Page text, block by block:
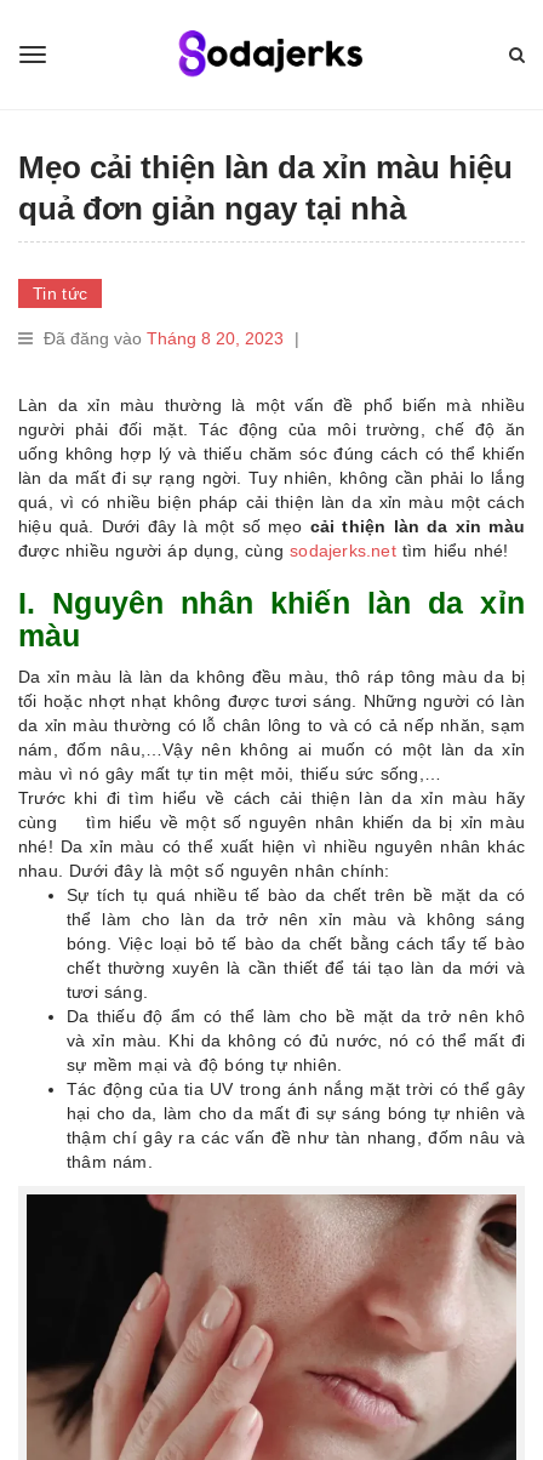
Mẹo cải thiện làn da xỉn màu hiệu
quả đơn giản ngay tại nhà
Tin tức
Đã đăng vào Tháng 8 20, 2023 |
Làn da xỉn màu thường là một vấn đề phổ biến mà nhiều
người phải đối mặt. Tác động của môi trường, chế độ ăn
uống không hợp lý và thiếu chăm sóc đúng cách có thể khiến
làn da mất đi sự rạng ngời. Tuy nhiên, không cần phải lo lắng
quá, vì có nhiều biện pháp cải thiện làn da xỉn màu một cách
hiệu quả. Dưới đây là một số mẹo cải thiện làn da xỉn màu
được nhiều người áp dụng, cùngsodajerks.nettìm hiểu nhé!
I. Nguyên nhân khiến làn da xỉn
màu
Da xỉn màu là làn da không đều màu, thô ráp tông màu da bị
tối hoặc nhợt nhạt không được tươi sáng. Những người có làn
da xỉn màu thường có lỗ chân lông to và có cả nếp nhăn, sạm
nám, đốm nâu,…Vậy nên không ai muốn có một làn da xỉn
màu vì nó gây mất tự tin mệt mỏi, thiếu sức sống,…
Trước khi đi tìm hiểu về cách cải thiện làn da xỉn màu hãy
cùng tìm hiểu về một số nguyên nhân khiến da bị xỉn màu
nhé! Da xỉn màu có thể xuất hiện vì nhiều nguyên nhân khác
nhau. Dưới đây là một số nguyên nhân chính:
Sự tích tụ quá nhiều tế bào da chết trên bề mặt da có
thể làm cho làn da trở nên xỉn màu và không sáng
bóng. Việc loại bỏ tế bào da chết bằng cách tẩy tế bào
chết thường xuyên là cần thiết để tái tạo làn da mới và
tươi sáng.
Da thiếu độ ẩm có thể làm cho bề mặt da trở nên khô
và xỉn màu. Khi da không có đủ nước, nó có thể mất đi
sự mềm mại và độ bóng tự nhiên.
Tác động của tia UV trong ánh nắng mặt trời có thể gây
hại cho da, làm cho da mất đi sự sáng bóng tự nhiên và
thậm chí gây ra các vấn đề như tàn nhang, đốm nâu và
thâm nám.